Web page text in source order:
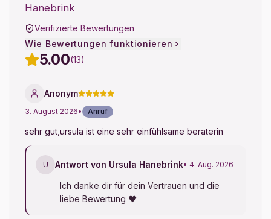
Hanebrink
Verifizierte Bewertungen
Wie Bewertungen funktionieren
5.00(13)
Anonym
3. August 2026• Anruf
sehr gut,ursula ist eine sehr einfühlsame beraterin
U Antwort von Ursula Hanebrink• 4. Aug. 2026
Ich danke dir für dein Vertrauen und die
liebe Bewertung ♥